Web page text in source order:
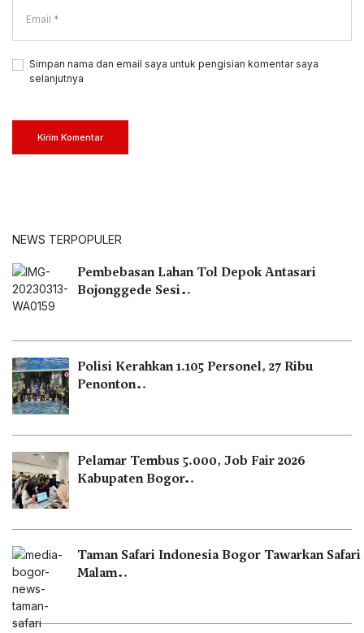
Simpan nama dan email saya untuk pengisian komentar saya
selanjutnya
Kirim Komentar
NEWS TERPOPULER
Pembebasan Lahan Tol Depok Antasari
Bojonggede Sesi…
Polisi Kerahkan 1.105 Personel, 27 Ribu
Penonton…
Pelamar Tembus 5.000, Job Fair 2026
Kabupaten Bogor…
Taman Safari Indonesia Bogor Tawarkan Safari
Malam…